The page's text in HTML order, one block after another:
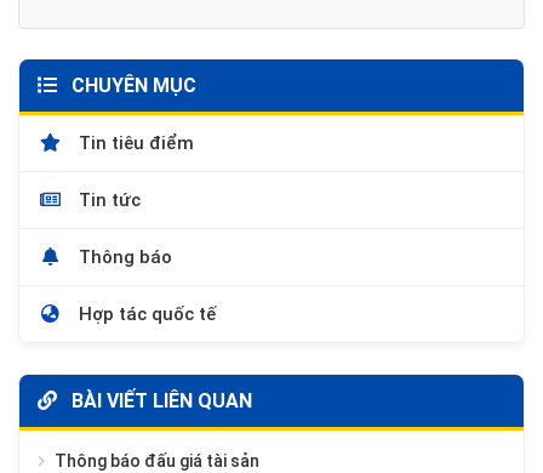
CHUYÊN MỤC
Tin tiêu điểm
Tin tức
Thông báo
Hợp tác quốc tế
BÀI VIẾT LIÊN QUAN
Thông báo đấu giá tài sản